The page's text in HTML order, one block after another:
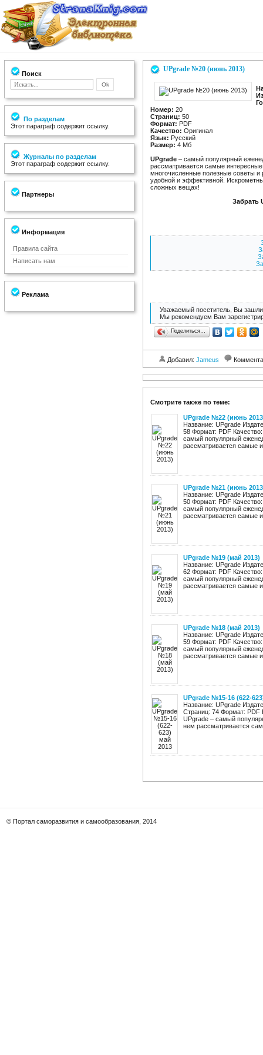
Поиск
По разделам
Этот параграф содержит ссылку.
Журналы по разделам
Этот параграф содержит ссылку.
Партнеры
Информация
Правила сайта
Написать нам
Реклама
UPgrade №20 (июнь 2013)
Номер: 20
Страниц: 50
Формат: PDF
Качество: Оригинал
Язык: Русский
Размер: 4 Мб
UPgrade – самый популярный
рассматривается самые
многочисленные полезные советы и
удобной и эффективной.
сложных вещах!
Забрать
Уважаемый посетитель, Вы зашли
Мы рекомендуем Вам
Поделиться…
Добавил: Jameus
Смотрите также по теме:
UPgrade №22 (июнь
Название: UPgrade
58 Формат: PDF
самый популярный
рассматривается самые
UPgrade №21 (июнь
Название: UPgrade
50 Формат: PDF
самый популярный
рассматривается самые
UPgrade №19 (май 2013)
Название: UPgrade
62 Формат: PDF
самый популярный
рассматривается самые
UPgrade №18 (май 2013)
Название: UPgrade
59 Формат: PDF
самый популярный
рассматривается самые
UPgrade №15-16 (622-
Название: UPgrade
Страниц: 74 Формат: PDF
UPgrade – самый
нем рассматривается
© Портал саморазвития и самообразования, 2014